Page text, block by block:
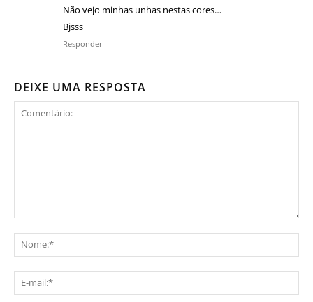
Não vejo minhas unhas nestas cores…
Bjsss
Responder
DEIXE UMA RESPOSTA